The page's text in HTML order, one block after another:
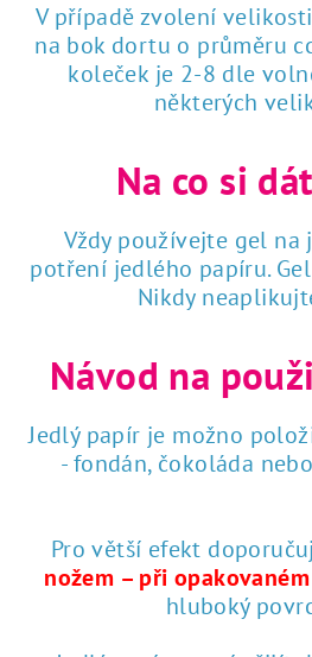
V případě zvolení
na bok dortu o průměru
koleček je 2-8 dle
některých
Na co si
Vždy používejte gel
potření jedlého papíru.
Nikdy
Návod na
Jedlý papír je možno
- fondán, čokoláda
Pro větší efekt
nožem – při
hluboký